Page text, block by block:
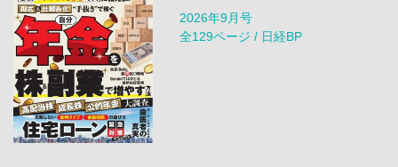
2026年9月号
全129ページ / 日経BP